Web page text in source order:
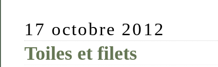
17 octobre 2012
Toiles et filets